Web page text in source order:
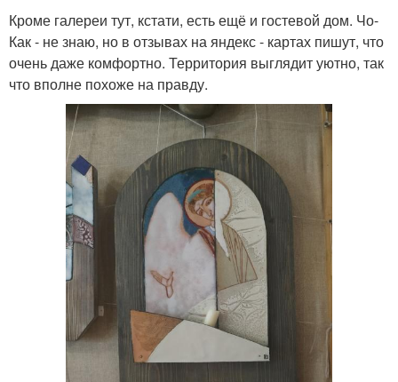
Кроме галереи тут, кстати, есть ещё и гостевой дом. Чо-
Как - не знаю, но в отзывах на яндекс - картах пишут, что
очень даже комфортно. Территория выглядит уютно, так
что вполне похоже на правду.